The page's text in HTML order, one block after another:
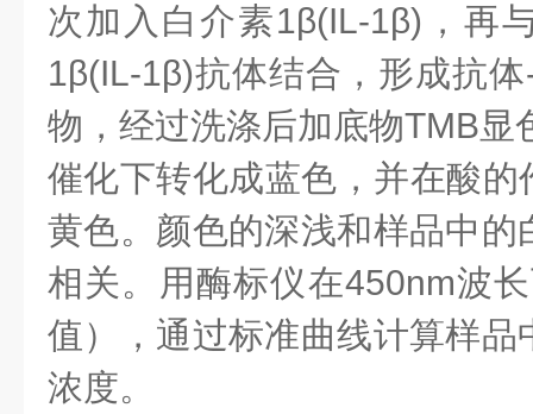
次加入白介素1β(IL-1β)，再
1β(IL-1β)抗体结合，形成抗
物，经过洗涤后加底物TMB显
催化下转化成蓝色，并在酸
黄色。颜色的深浅和样品中的
相关。用酶标仪在450nm波
值），通过标准曲线计算样品
浓度。